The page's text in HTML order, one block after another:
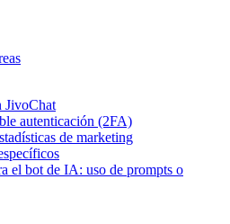
JivoChat
autenticación (2FA)
de marketing
el bot de IA: uso de prompts o